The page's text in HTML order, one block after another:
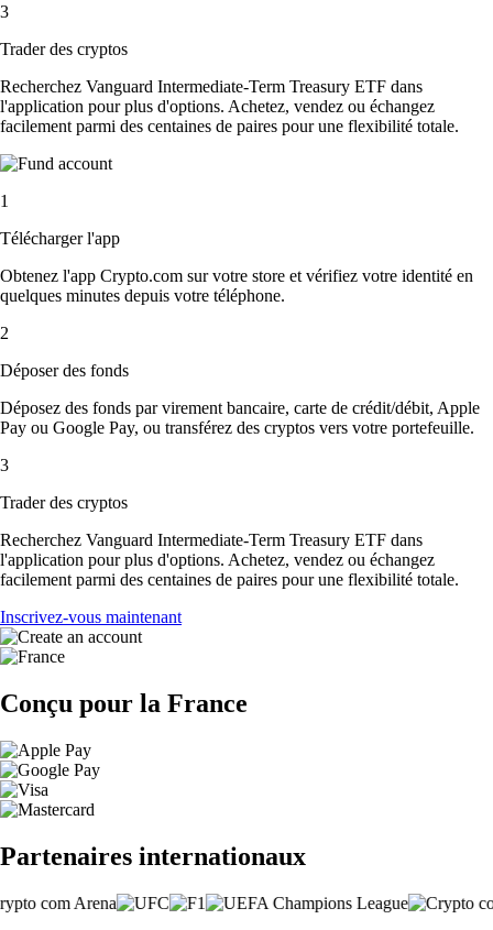
3
Trader des cryptos
Recherchez Vanguard Intermediate-Term Treasury ETF dans
l'application pour plus d'options. Achetez, vendez ou échangez
facilement parmi des centaines de paires pour une flexibilité totale.
1
Télécharger l'app
Obtenez l'app Crypto.com sur votre store et vérifiez votre identité en
quelques minutes depuis votre téléphone.
2
Déposer des fonds
Déposez des fonds par virement bancaire, carte de crédit/débit, Apple
Pay ou Google Pay, ou transférez des cryptos vers votre portefeuille.
3
Trader des cryptos
Recherchez Vanguard Intermediate-Term Treasury ETF dans
l'application pour plus d'options. Achetez, vendez ou échangez
facilement parmi des centaines de paires pour une flexibilité totale.
Inscrivez-vous maintenant
Conçu pour la France
Partenaires internationaux